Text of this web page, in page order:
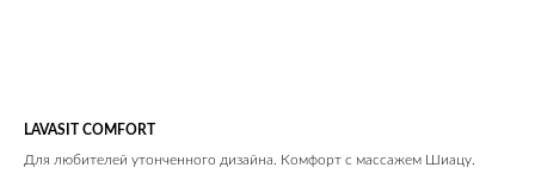
LAVASIT COMFORT
Для любителей утонченного дизайна. Комфорт с массажем Шиацу.